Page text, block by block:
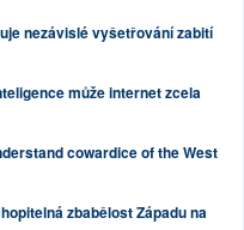
nezávislé vyšetřování zabití
může internet zcela
cowardice of the West
zbabělost Západu na